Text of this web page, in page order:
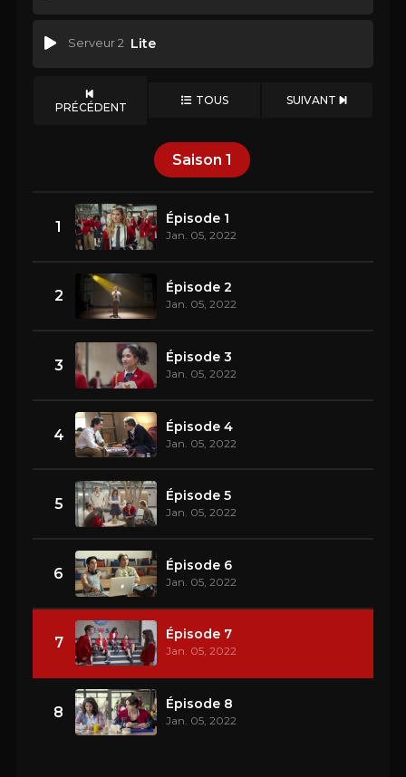
Serveur 2 Lite
PRÉCÉDENT TOUS SUIVANT
Saison 1
1 Épisode 1
Jan. 05, 2022
2 Épisode 2
Jan. 05, 2022
3 Épisode 3
Jan. 05, 2022
4 Épisode 4
Jan. 05, 2022
5 Épisode 5
Jan. 05, 2022
6 Épisode 6
Jan. 05, 2022
7 Épisode 7
Jan. 05, 2022
8 Épisode 8
Jan. 05, 2022